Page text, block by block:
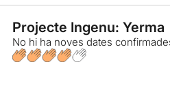
Projecte Ingenu: Yerma
No hi ha noves dates